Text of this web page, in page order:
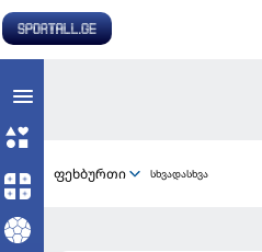
ფეხბურთი სხვადასხვა